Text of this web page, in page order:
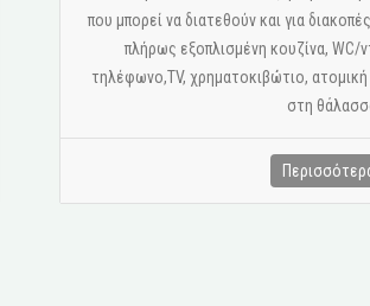
που μπορεί να διατεθούν και για
πλήρως εξοπλισμένη κουζίνα, WC/
τηλέφωνο,ΤV, χρηματοκιβώτιο,
στη